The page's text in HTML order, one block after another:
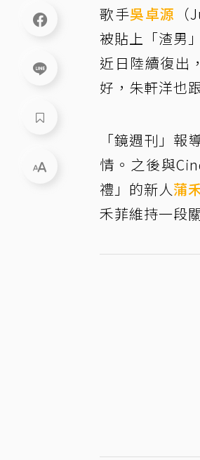
歌手吳卓源
被貼上「渣男
近日陸續復出
好，朱軒洋也
「鏡週刊」
情。之後與
禮」的新人蒲
禾菲維持一段